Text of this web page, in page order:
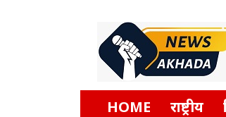
HOME राष्ट्रीय